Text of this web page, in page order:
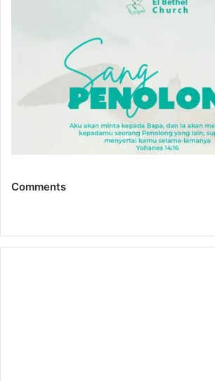
Comments